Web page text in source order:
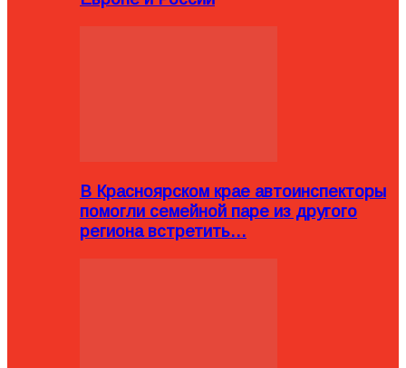
В Красноярском крае автоинспекторы
помогли семейной паре из другого
региона встретить…